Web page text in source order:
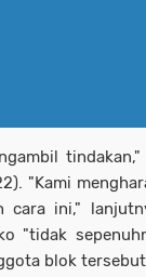
"Kami
cara ini,"
"tidak
blok